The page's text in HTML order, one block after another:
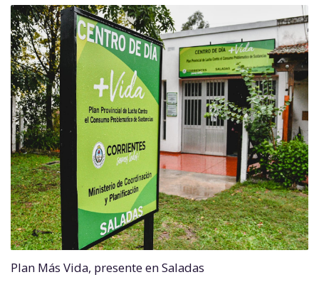
Plan Más Vida, presente en Saladas